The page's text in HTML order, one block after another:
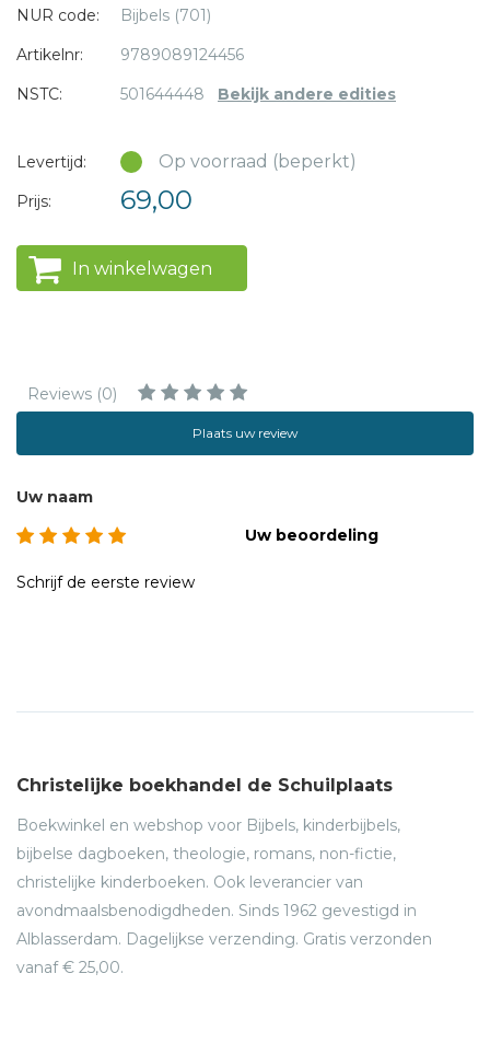
deuterocanonieke boeken.
Afmeting: 12 x 18
Omslag: kunstleer
Koker: ja
NUR code:
Bijbels (701)
Artikelnr:
9789089124456
NSTC:
501644448 Bekijk andere edities
Levertijd: Op voorraad (beperkt)
Prijs: 69,00
In winkelwagen
Reviews (0)
Plaats uw review
Uw naam
Uw beoordeling
Schrijf de eerste review
Christelijke boekhandel de Schuilplaats
Boekwinkel en webshop voor Bijbels, kinderbijbels,
bijbelse dagboeken, theologie, romans, non-fictie,
christelijke kinderboeken. Ook leverancier van
avondmaalsbenodigdheden. Sinds 1962 gevestigd in
Alblasserdam. Dagelijkse verzending. Gratis verzonden
vanaf € 25,00.